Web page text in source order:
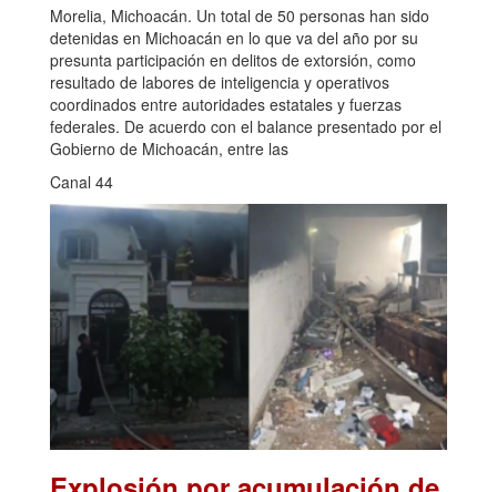
Morelia, Michoacán. Un total de 50 personas han sido
detenidas en Michoacán en lo que va del año por su
presunta participación en delitos de extorsión, como
resultado de labores de inteligencia y operativos
coordinados entre autoridades estatales y fuerzas
federales. De acuerdo con el balance presentado por el
Gobierno de Michoacán, entre las
Canal 44